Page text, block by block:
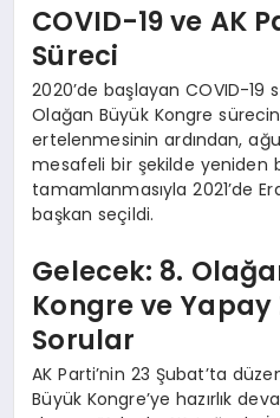
COVID-19 ve AK
Süreci
2020’de başlayan COVID-19
Olağan Büyük Kongre
ertelenmesinin ardından,
mesafeli bir şekilde yeniden
tamamlanmasıyla 2021’de
başkan seçildi.
Gelecek: 8.
Kongre ve
Sorular
AK Parti’nin 23 Şubat’ta
Büyük Kongre’ye hazırlık